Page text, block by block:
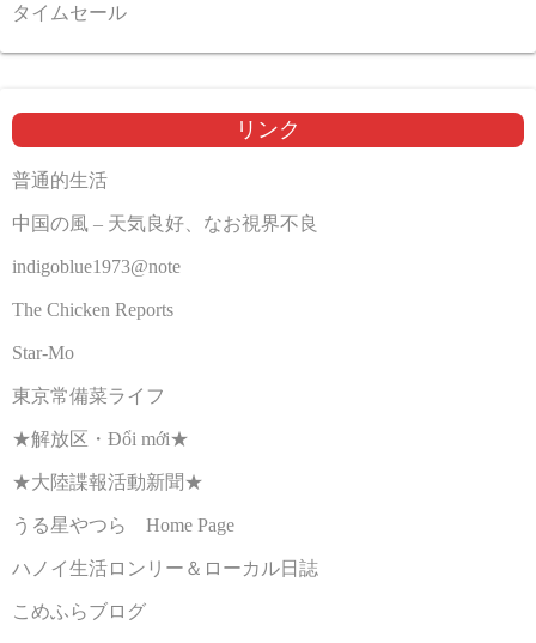
タイムセール
リンク
普通的生活
中国の風 – 天気良好、なお視界不良
indigoblue1973@note
The Chicken Reports
Star-Mo
東京常備菜ライフ
★解放区・Đổi mới★
★大陸諜報活動新聞★
うる星やつら Home Page
ハノイ生活ロンリー＆ローカル日誌
こめふらブログ